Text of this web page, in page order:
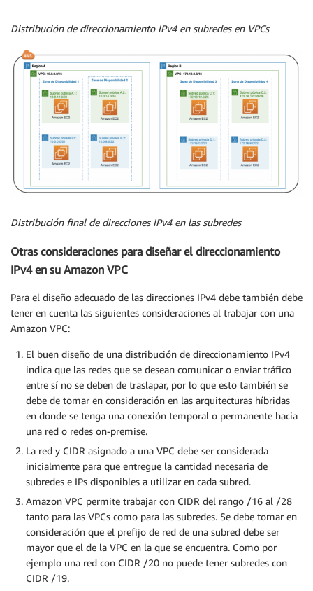
Distribución de direccionamiento IPv4 en subredes en VPCs
Distribución final de direcciones IPv4 en las subredes
Otras consideraciones para diseñar el direccionamiento
IPv4 en su Amazon VPC
Para el diseño adecuado de las direcciones IPv4 debe también debe
tener en cuenta las siguientes consideraciones al trabajar con una
Amazon VPC:
El buen diseño de una distribución de direccionamiento IPv4
indica que las redes que se desean comunicar o enviar tráfico
entre sí no se deben de traslapar, por lo que esto también se
debe de tomar en consideración en las arquitecturas híbridas
en donde se tenga una conexión temporal o permanente hacia
una red o redes on-premise.
La red y CIDR asignado a una VPC debe ser considerada
inicialmente para que entregue la cantidad necesaria de
subredes e IPs disponibles a utilizar en cada subred.
Amazon VPC permite trabajar con CIDR del rango /16 al /28
tanto para las VPCs como para las subredes. Se debe tomar en
consideración que el prefijo de red de una subred debe ser
mayor que el de la VPC en la que se encuentra. Como por
ejemplo una red con CIDR /20 no puede tener subredes con
CIDR /19.